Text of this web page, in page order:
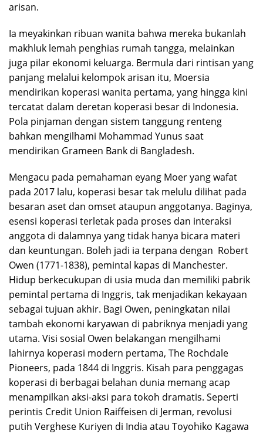
arisan.
Ia meyakinkan ribuan wanita bahwa mereka bukanlah
makhluk lemah penghias rumah tangga, melainkan
juga pilar ekonomi keluarga. Bermula dari rintisan yang
panjang melalui kelompok arisan itu, Moersia
mendirikan koperasi wanita pertama, yang hingga kini
tercatat dalam deretan koperasi besar di Indonesia.
Pola pinjaman dengan sistem tanggung renteng
bahkan mengilhami Mohammad Yunus saat
mendirikan Grameen Bank di Bangladesh.
Mengacu pada pemahaman eyang Moer yang wafat
pada 2017 lalu, koperasi besar tak melulu dilihat pada
besaran aset dan omset ataupun anggotanya. Baginya,
esensi koperasi terletak pada proses dan interaksi
anggota di dalamnya yang tidak hanya bicara materi
dan keuntungan. Boleh jadi ia terpana dengan Robert
Owen (1771-1838), pemintal kapas di Manchester.
Hidup berkecukupan di usia muda dan memiliki pabrik
pemintal pertama di Inggris, tak menjadikan kekayaan
sebagai tujuan akhir. Bagi Owen, peningkatan nilai
tambah ekonomi karyawan di pabriknya menjadi yang
utama. Visi sosial Owen belakangan mengilhami
lahirnya koperasi modern pertama, The Rochdale
Pioneers, pada 1844 di Inggris. Kisah para penggagas
koperasi di berbagai belahan dunia memang acap
menampilkan aksi-aksi para tokoh dramatis. Seperti
perintis Credit Union Raiffeisen di Jerman, revolusi
putih Verghese Kuriyen di India atau Toyohiko Kagawa